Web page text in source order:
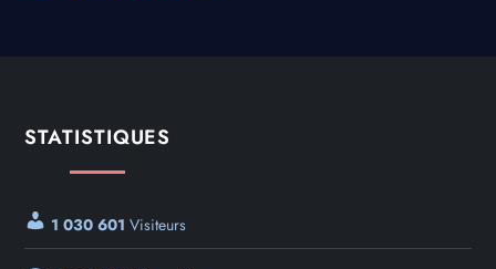
STATISTIQUES
1 030 601 Visiteurs